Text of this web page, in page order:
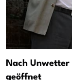
Nach
geöffnet